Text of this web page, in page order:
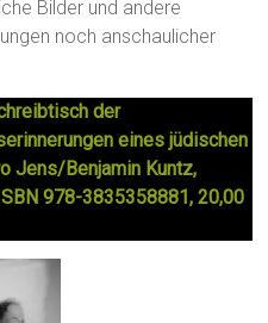
Bilder und andere
noch anschaulicher
der
eines jüdischen
Jens/Benjamin Kuntz,
978-3835358881, 20,00